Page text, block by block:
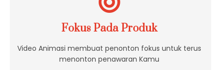
Fokus Pada Produk
Video Animasi membuat penonton fokus untuk terus
menonton penawaran Kamu